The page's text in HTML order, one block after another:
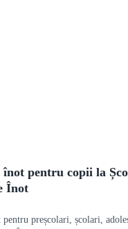
pentru copii la
Înot
preșcolari, școlari,